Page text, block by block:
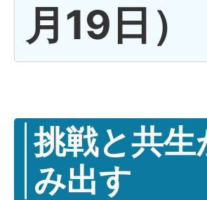
月19日）
挑戦と共
み出す